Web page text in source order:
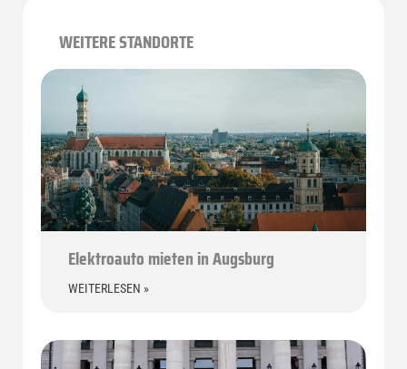
WEITERE STANDORTE
Elektroauto mieten in Augsburg
WEITERLESEN »